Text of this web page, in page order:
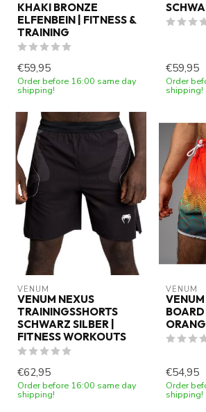
KHAKI BRONZE
ELFENBEIN | FITNESS &
TRAINING
€59,95
Order before 16:00 same day
shipping!
€59,95
Order
shipping!
VENUM
VENUM NEXUS
TRAININGSSHORTS
SCHWARZ SILBER |
FITNESS WORKOUTS
€62,95
Order before 16:00 same day
shipping!
VENUM
BOARD
€54,95
Order
shipping!